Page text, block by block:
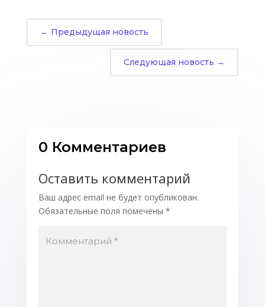
← Предыдущая новость
Следующая новость →
0 Комментариев
Оставить комментарий
Ваш адрес email не будет опубликован.
Обязательные поля помечены *